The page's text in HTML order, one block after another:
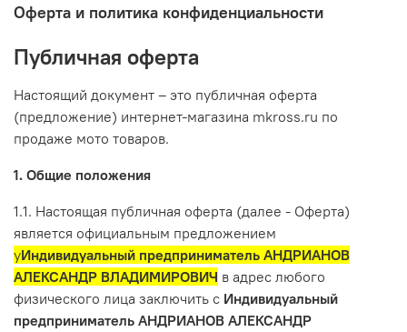
Оферта и политика конфиденциальности
Публичная оферта
Настоящий документ – это публичная оферта
(предложение) интернет-магазина mkross.ru по
продаже мото товаров.
1. Общие положения
1.1. Настоящая публичная оферта (далее - Оферта)
является официальным предложением
уИндивидуальный предприниматель АНДРИАНОВ
АЛЕКСАНДР ВЛАДИМИРОВИЧ в адрес любого
физического лица заключить с Индивидуальный
предприниматель АНДРИАНОВ АЛЕКСАНДР